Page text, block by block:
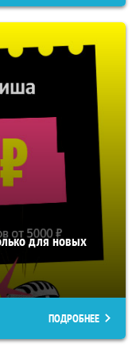
для новых
ПОДРОБНЕЕ